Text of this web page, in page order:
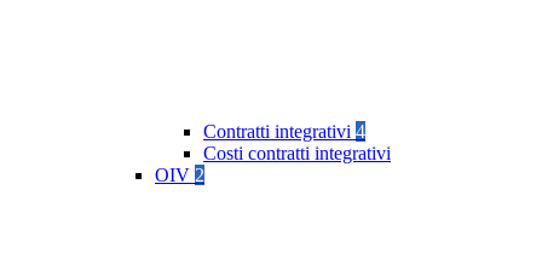
Contratti integrativi 4
Costi contratti integrativi
OIV 2